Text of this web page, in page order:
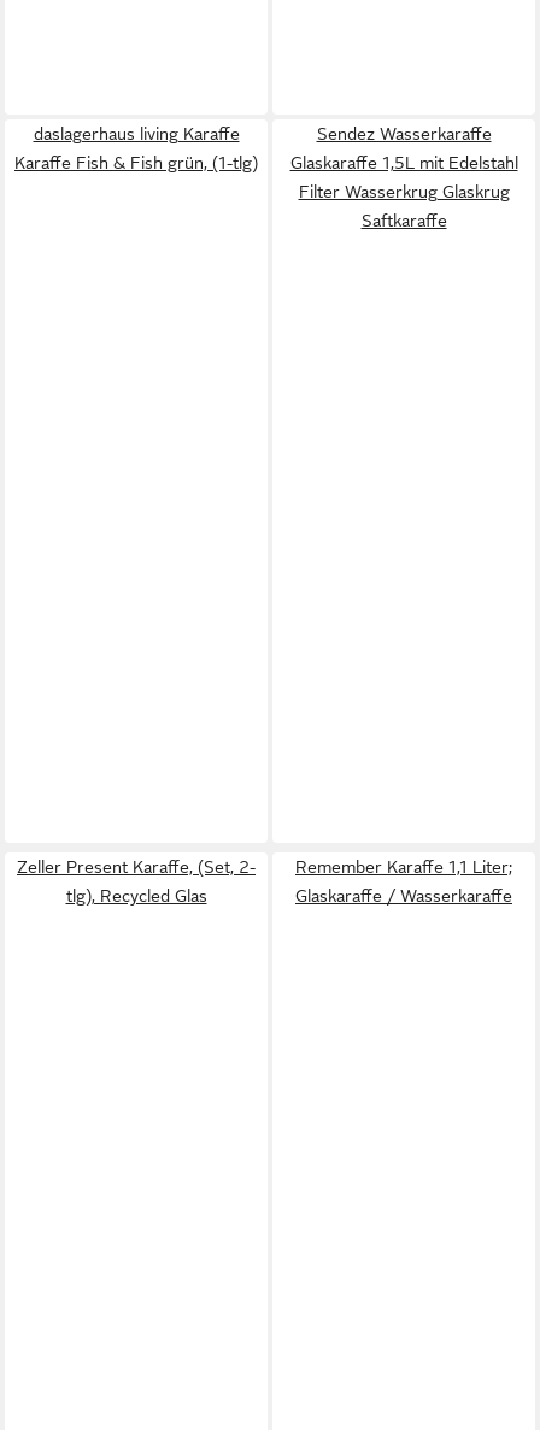
daslagerhaus living Karaffe
Karaffe Fish & Fish grün, (1-tlg)
Sendez Wasserkaraffe
Glaskaraffe 1,5L mit Edelstahl
Filter Wasserkrug Glaskrug
Saftkaraffe
Zeller Present Karaffe, (Set, 2-
tlg), Recycled Glas
Remember Karaffe 1,1 Liter;
Glaskaraffe / Wasserkaraffe